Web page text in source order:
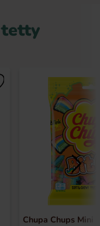
Chupa Chups Mini